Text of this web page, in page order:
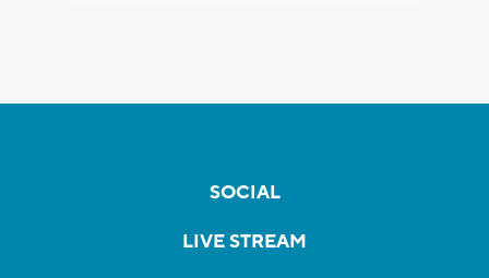
SOCIAL
LIVE STREAM